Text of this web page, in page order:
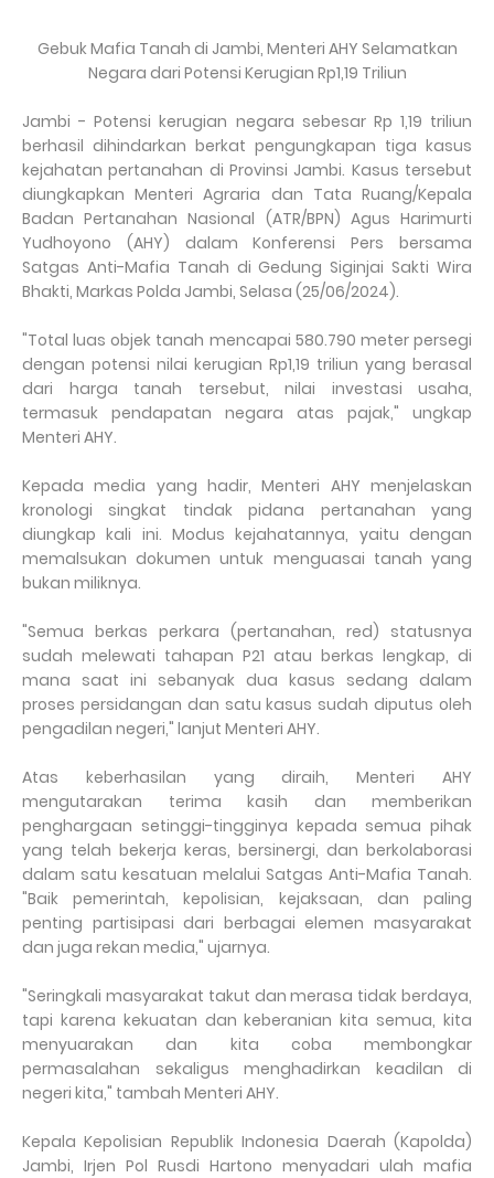
Gebuk Mafia Tanah di Jambi, Menteri AHY Selamatkan
Negara dari Potensi Kerugian Rp1,19 Triliun
Jambi - Potensi kerugian negara sebesar Rp 1,19 triliun
berhasil dihindarkan berkat pengungkapan tiga kasus
kejahatan pertanahan di Provinsi Jambi. Kasus tersebut
diungkapkan Menteri Agraria dan Tata Ruang/Kepala
Badan Pertanahan Nasional (ATR/BPN) Agus Harimurti
Yudhoyono (AHY) dalam Konferensi Pers bersama
Satgas Anti-Mafia Tanah di Gedung Siginjai Sakti Wira
Bhakti, Markas Polda Jambi, Selasa (25/06/2024).
"Total luas objek tanah mencapai 580.790 meter persegi
dengan potensi nilai kerugian Rp1,19 triliun yang berasal
dari harga tanah tersebut, nilai investasi usaha,
termasuk pendapatan negara atas pajak," ungkap
Menteri AHY.
Kepada media yang hadir, Menteri AHY menjelaskan
kronologi singkat tindak pidana pertanahan yang
diungkap kali ini. Modus kejahatannya, yaitu dengan
memalsukan dokumen untuk menguasai tanah yang
bukan miliknya.
"Semua berkas perkara (pertanahan, red) statusnya
sudah melewati tahapan P21 atau berkas lengkap, di
mana saat ini sebanyak dua kasus sedang dalam
proses persidangan dan satu kasus sudah diputus oleh
pengadilan negeri," lanjut Menteri AHY.
Atas keberhasilan yang diraih, Menteri AHY
mengutarakan terima kasih dan memberikan
penghargaan setinggi-tingginya kepada semua pihak
yang telah bekerja keras, bersinergi, dan berkolaborasi
dalam satu kesatuan melalui Satgas Anti-Mafia Tanah.
"Baik pemerintah, kepolisian, kejaksaan, dan paling
penting partisipasi dari berbagai elemen masyarakat
dan juga rekan media," ujarnya.
"Seringkali masyarakat takut dan merasa tidak berdaya,
tapi karena kekuatan dan keberanian kita semua, kita
menyuarakan dan kita coba membongkar
permasalahan sekaligus menghadirkan keadilan di
negeri kita," tambah Menteri AHY.
Kepala Kepolisian Republik Indonesia Daerah (Kapolda)
Jambi, Irjen Pol Rusdi Hartono menyadari ulah mafia